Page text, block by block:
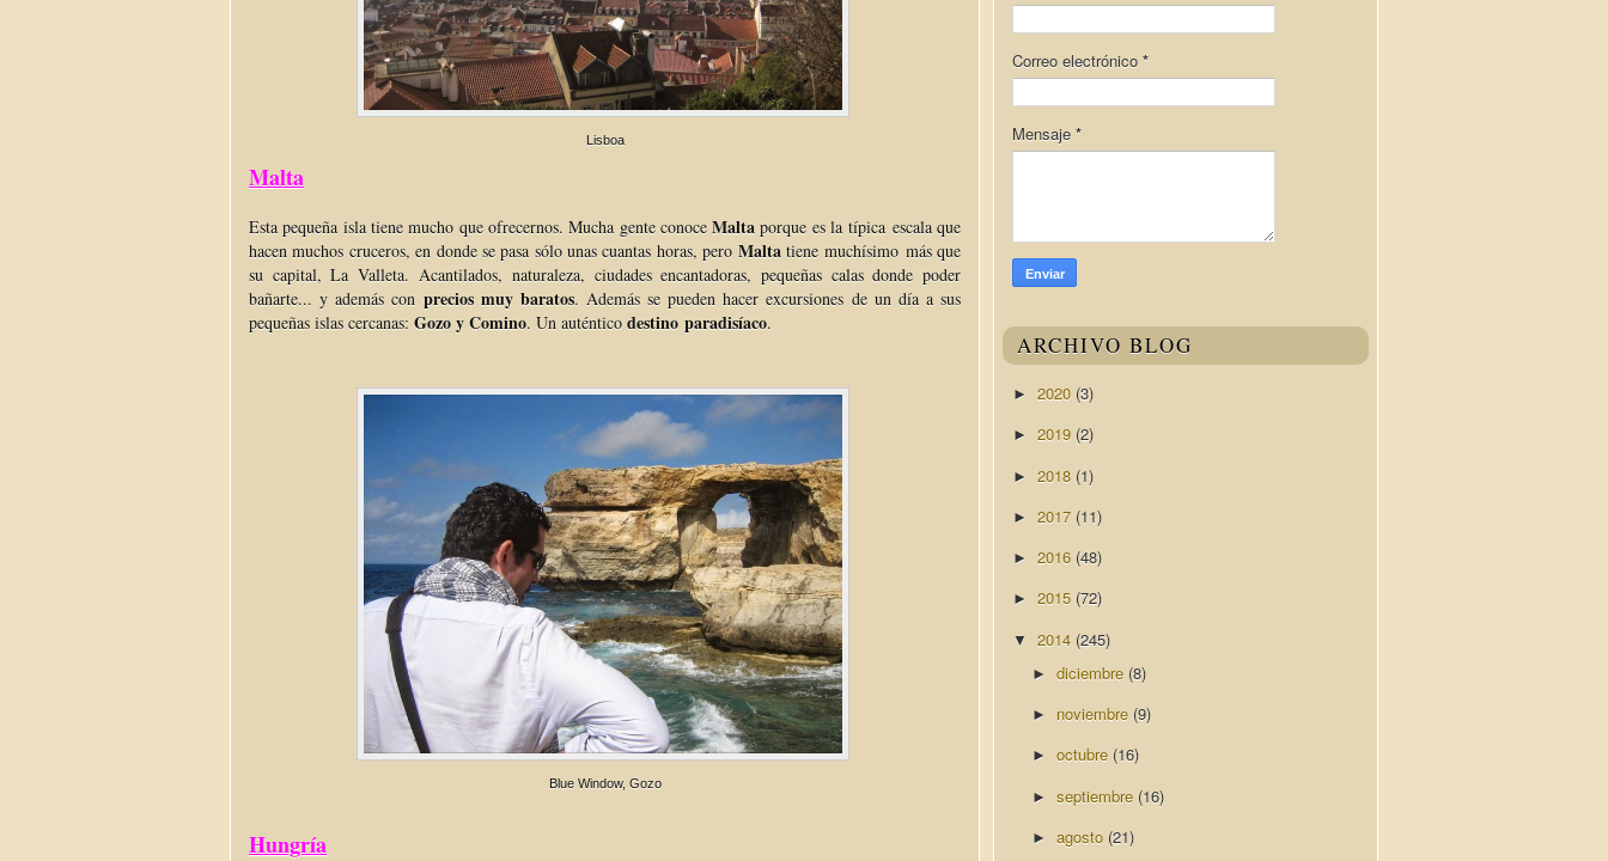
Lisboa
Malta
Esta pequeña isla tiene mucho que ofrecernos. Mucha gente conoceMalta porque es la típica escala que
hacen muchos cruceros, en donde se pasa sólo unas cuantas horas, pero Maltatiene muchísimo más que
su capital, La Valleta. Acantilados, naturaleza, ciudades encantadoras, pequeñas calas donde poder
bañarte... y además con precios muy baratos. Además se pueden hacer excursiones de un día a sus
pequeñas islas cercanas: Gozo y Comino. Un auténtico destino paradisíaco.
Blue Window, Gozo
Hungría
Correo electrónico *
Mensaje *
ARCHIVO BLOG
► 2020 (3)
► 2019 (2)
► 2018 (1)
► 2017 (11)
► 2016 (48)
► 2015 (72)
▼ 2014 (245)
► diciembre (8)
► noviembre (9)
► octubre (16)
► septiembre (16)
► agosto (21)